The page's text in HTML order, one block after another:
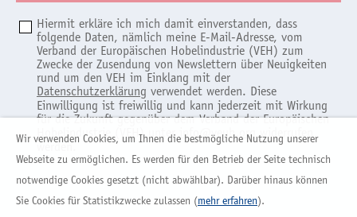
Hiermit erkläre ich mich damit einverstanden, dass
folgende Daten, nämlich meine E-Mail-Adresse, vom
Verband der Europäischen Hobelindustrie (VEH) zum
Zwecke der Zusendung von Newslettern über Neuigkeiten
rund um den VEH im Einklang mit der
Datenschutzerklärung verwendet werden. Diese
Einwilligung ist freiwillig und kann jederzeit mit Wirkung
für die Zukunft gegenüber dem Verband der Europäischen
Hobelindustrie (VEH) unterinfo@veuh.orgwiderrufen
Wir verwenden Cookies, um Ihnen die bestmögliche Nutzung unserer
Webseite zu ermöglichen. Es werden für den Betrieb der Seite technisch
notwendige Cookies gesetzt (nicht abwählbar). Darüber hinaus können
Sie Cookies für Statistikzwecke zulassen (mehr erfahren).